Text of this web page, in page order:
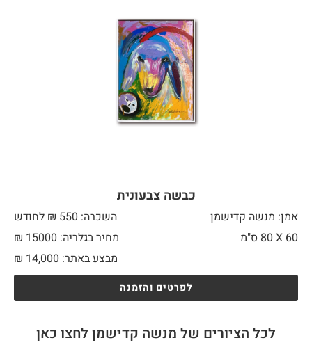
כבשה צבעונית
אמן: מנשה קדישמן
השכרה: 550 ₪ לחודש
60 X
מחיר בגלריה: 15000 ₪
מבצע באתר:
₪ 14,000
לפרטים והזמנה
לכל הציורים של מנשה קדישמן לחצו כאן